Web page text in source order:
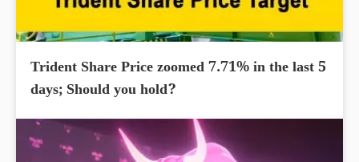
Trident Share Price zoomed 7.71% in the last 5
days; Should you hold?